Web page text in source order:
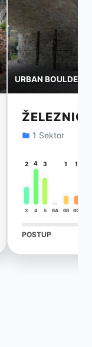
URBAN BOULDER
1 Sektor
2
3
4
4
3
5 6A
1
6B
1
6C
POSTUP